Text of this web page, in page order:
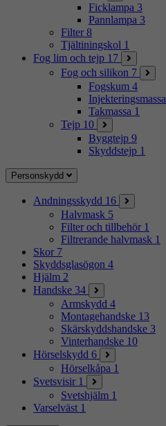
Ficklampa 3
Pannlampa 3
Filter 8
Tjältiningskol 1
Fog lim och tejp 17
Fog och silikon 7
Fogskum 4
Injekteringsmassa
Takmassa 1
Tejp 10
Byggtejp 9
Skyddstejp 1
Personskydd
Andningsskydd 16
Halvmask 5
Filter och tillbehör 1
Filtrerande halvmask 1
Skor 7
Skyddsglasögon 4
Hjälm 2
Handske 34
Armskydd 4
Montagehandske 13
Skärskyddshandske 3
Vinterhandske 10
Hörselskydd 6
Hörselkåpa 1
Svetsvisir 1
Svetshjälm 1
Varselväst 1